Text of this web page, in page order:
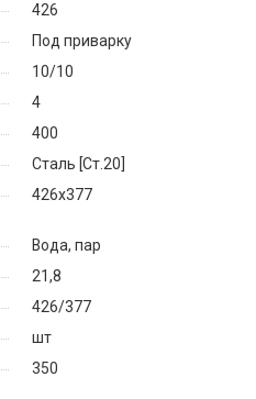
426
Под приварку
10/10
4
400
Cталь [Ст.20]
426х377
Вода, пар
21,8
426/377
шт
350